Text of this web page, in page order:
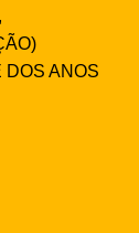
DOS ANOS